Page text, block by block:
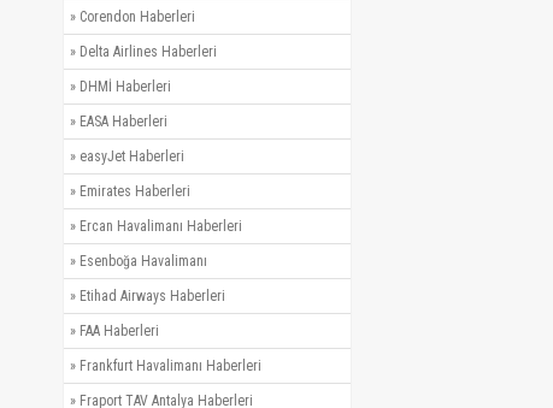
» Corendon Haberleri
» Delta Airlines Haberleri
» DHMİ Haberleri
» EASA Haberleri
» easyJet Haberleri
» Emirates Haberleri
» Ercan Havalimanı Haberleri
» Esenboğa Havalimanı
» Etihad Airways Haberleri
» FAA Haberleri
» Frankfurt Havalimanı Haberleri
» Fraport TAV Antalya Haberleri